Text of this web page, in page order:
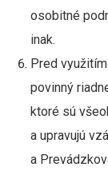
osobitné
inak.
Pred
povinný
ktoré sú
a upravujú
a